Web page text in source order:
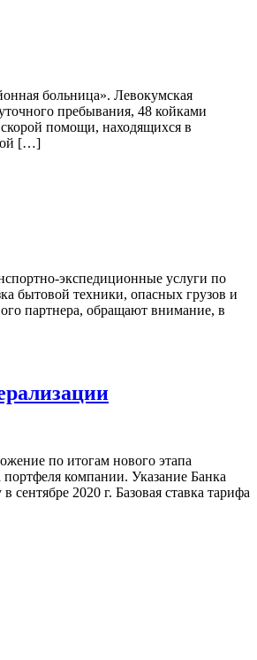
больница». Левокумская
пребывания, 48 койками
помощи, находящихся в
[…]
экспедиционные услуги по
бытовой техники, опасных грузов и
партнера, обращают внимание, в
по итогам нового этапа
портфеля компании. Указание Банка
2020 г. Базовая ставка тарифа